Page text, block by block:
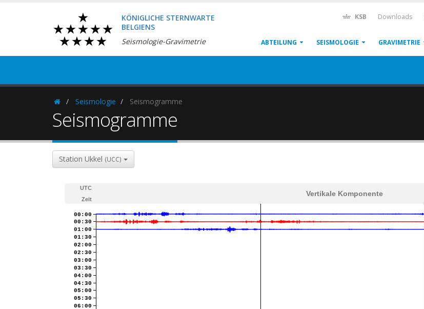
KÖNIGLICHE STERNWARTE
BELGIENS
Seismologie-Gravimetrie
KSB Downloads
ABTEILUNG SEISMOLOGIE GRAVIMETRIE
HomepageSeismologie Seismogramme
Seismogramme
Station Ukkel (UCC)
UTC
Zeit
Vertikale Komponente
00:00
00:30
01:00
01:30
02:00
02:30
03:00
03:30
04:00
04:30
05:00
05:30
06:00